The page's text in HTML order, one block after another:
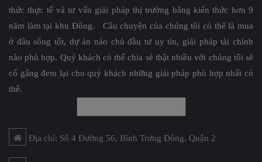
thức thực tế và tư vấn giải pháp thị trường bằng kiến thức hơn 9
năm làm tại khu Đông. Câu chuyện của chúng tôi có thể là mua
ở đâu sống tốt, dự án nào chủ đầu tư uy tín, giải pháp tài chính
nào phù hợp. Quý khách có thể chia sẻ thật nhiều với chúng tôi sẽ
cố gắng đem lại cho quý khách những giải pháp phù hợp nhất có
thể.
Địa chỉ: Số 4 Đường 56, Bình Trưng Đông, Quận 2